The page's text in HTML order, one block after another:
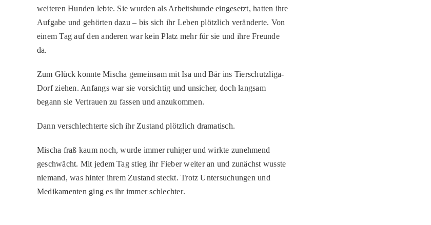
weiteren Hunden lebte. Sie wurden als Arbeitshunde eingesetzt, hatten ihre
Aufgabe und gehörten dazu – bis sich ihr Lebenplötzlich veränderte. Von
einem Tag auf den anderen warkein Platz mehr für sie und ihre Freunde
da.
Zum Glück konnte Mischa gemeinsam mit Isa und Bär ins Tierschutzliga-
Dorf ziehen. Anfangs war sie vorsichtig und unsicher, doch langsam
begann sie Vertrauen zu fassen und anzukommen.
Dannverschlechtertesich ihr Zustand plötzlich dramatisch.
Mischa fraß kaum noch, wurde immer ruhiger und wirkte zunehmend
geschwächt. Mit jedem Tag stieg ihr Fieberweiter an und zunächst wusste
niemand, was hinter ihrem Zustand steckt. Trotz Untersuchungen und
Medikamenten ging es ihr immerschlechter.